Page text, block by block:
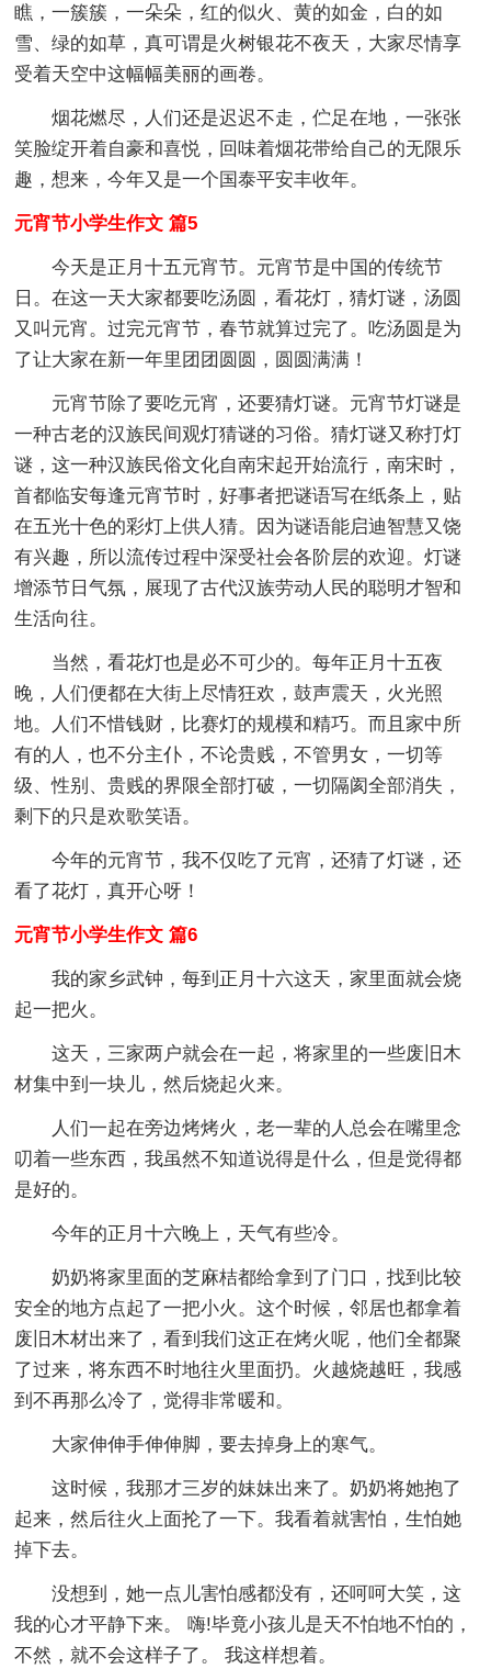
瞧，一簇簇，一朵朵，红的似火、黄的如金，白的如
雪、绿的如草，真可谓是火树银花不夜天，大家尽情享
受着天空中这幅幅美丽的画卷。
烟花燃尽，人们还是迟迟不走，伫足在地，一张张
笑脸绽开着自豪和喜悦，回味着烟花带给自己的无限乐
趣，想来，今年又是一个国泰平安丰收年。
元宵节小学生作文 篇5
今天是正月十五元宵节。元宵节是中国的传统节
日。在这一天大家都要吃汤圆，看花灯，猜灯谜，汤圆
又叫元宵。过完元宵节，春节就算过完了。吃汤圆是为
了让大家在新一年里团团圆圆，圆圆满满！
元宵节除了要吃元宵，还要猜灯谜。元宵节灯谜是
一种古老的汉族民间观灯猜谜的习俗。猜灯谜又称打灯
谜，这一种汉族民俗文化自南宋起开始流行，南宋时，
首都临安每逢元宵节时，好事者把谜语写在纸条上，贴
在五光十色的彩灯上供人猜。因为谜语能启迪智慧又饶
有兴趣，所以流传过程中深受社会各阶层的欢迎。灯谜
增添节日气氛，展现了古代汉族劳动人民的聪明才智和
生活向往。
当然，看花灯也是必不可少的。每年正月十五夜
晚，人们便都在大街上尽情狂欢，鼓声震天，火光照
地。人们不惜钱财，比赛灯的规模和精巧。而且家中所
有的人，也不分主仆，不论贵贱，不管男女，一切等
级、性别、贵贱的界限全部打破，一切隔阂全部消失，
剩下的只是欢歌笑语。
今年的元宵节，我不仅吃了元宵，还猜了灯谜，还
看了花灯，真开心呀！
元宵节小学生作文 篇6
我的家乡武钟，每到正月十六这天，家里面就会烧
起一把火。
这天，三家两户就会在一起，将家里的一些废旧木
材集中到一块儿，然后烧起火来。
人们一起在旁边烤烤火，老一辈的人总会在嘴里念
叨着一些东西，我虽然不知道说得是什么，但是觉得都
是好的。
今年的正月十六晚上，天气有些冷。
奶奶将家里面的芝麻桔都给拿到了门口，找到比较
安全的地方点起了一把小火。这个时候，邻居也都拿着
废旧木材出来了，看到我们这正在烤火呢，他们全都聚
了过来，将东西不时地往火里面扔。火越烧越旺，我感
到不再那么冷了，觉得非常暖和。
大家伸伸手伸伸脚，要去掉身上的寒气。
这时候，我那才三岁的妹妹出来了。奶奶将她抱了
起来，然后往火上面抡了一下。我看着就害怕，生怕她
掉下去。
没想到，她一点儿害怕感都没有，还呵呵大笑，这
我的心才平静下来。 嗨!毕竟小孩儿是天不怕地不怕的，
不然，就不会这样子了。 我这样想着。